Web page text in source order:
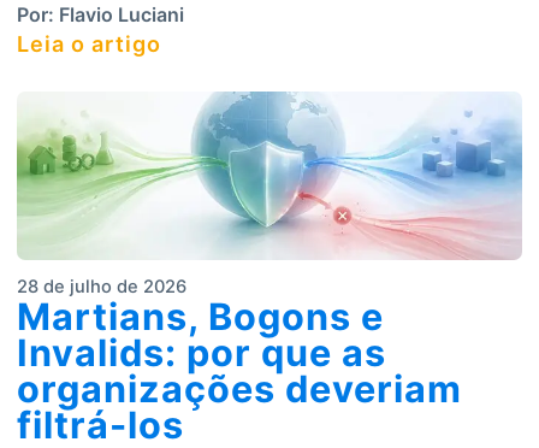
Por: Flavio Luciani
Leia o artigo
28 de julho de 2026
Martians, Bogons e
Invalids: por que as
organizações deveriam
filtrá-los